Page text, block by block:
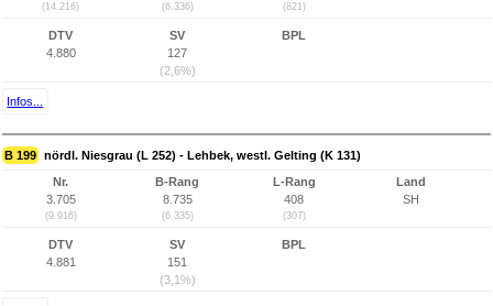
(14.216) (6.336) (821)
DTV
4.880
SV
127
(2,6%)
BPL
Infos...
B 199 nördl. Niesgrau (L 252) - Lehbek, westl. Gelting (K 131)
Nr.
3.705
(9.916)
B-Rang
8.735
(6.335)
L-Rang
408
(307)
Land
SH
DTV
4.881
SV
151
(3,1%)
BPL